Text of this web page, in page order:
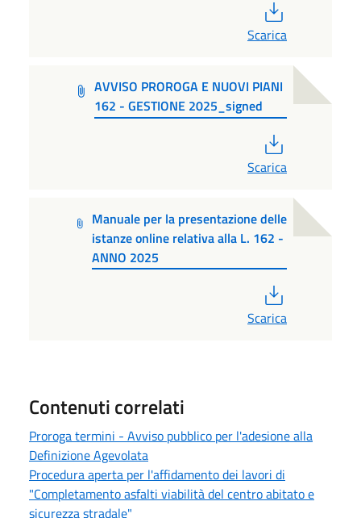
Scarica
AVVISO PROROGA E NUOVI PIANI
162 - GESTIONE 2025_signed
Scarica
Manuale per la presentazione delle
istanze online relativa alla L. 162 -
ANNO 2025
Scarica
Contenuti correlati
Proroga termini - Avviso pubblico per l'adesione alla
Definizione Agevolata
Procedura aperta per l'affidamento dei lavori di
"Completamento asfalti viabilità del centro abitato e
sicurezza stradale"